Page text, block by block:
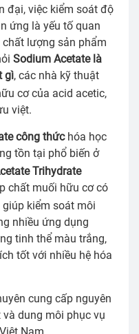
đại, việc kiểm soát độ
ứng là yếu tố quan
lượng sản phẩm
Sodium Acetate là
gì, các nhà kỹ thuật
cơ của acid acetic,
việt.
công thứchóa học
tồn tại phổ biến ở
Trihydrate
chất muối hữu cơ có
kiểm soát môi
nhiều ứng dụng
tinh thể màu trắng,
tốt với nhiều hệ hóa
cung cấp nguyên
dung môi phục vụ